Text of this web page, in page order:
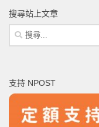
搜尋站上文章
搜
尋
字:
支持 NPOST